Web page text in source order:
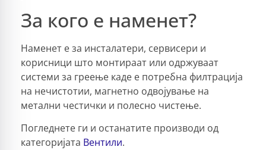
За кого е наменет?
Наменет е за инсталатери, сервисери и
корисници што монтираат или одржуваат
системи за греење каде е потребна филтрација
на нечистотии, магнетно одвојување на
метални честички и полесно чистење.
Погледнете ги и останатите производи од
категоријата Вентили.